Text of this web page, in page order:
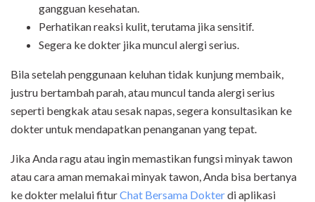
gangguan kesehatan.
Perhatikan reaksi kulit, terutama jika sensitif.
Segera ke dokter jika muncul alergi serius.
Bila setelah penggunaan keluhan tidak kunjung membaik,
justru bertambah parah, atau muncul tanda alergi serius
seperti bengkak atau sesak napas, segera konsultasikan ke
dokter untuk mendapatkan penanganan yang tepat.
Jika Anda ragu atau ingin memastikan fungsi minyak tawon
atau cara aman memakai minyak tawon, Anda bisa bertanya
ke dokter melalui fiturChat Bersama Dokterdi aplikasi